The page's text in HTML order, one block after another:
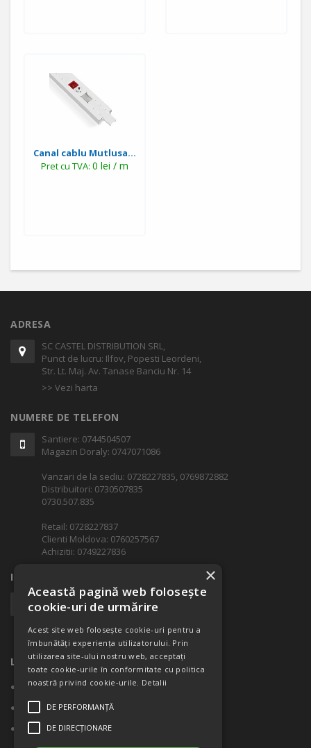
Canal cablu Mutlusa...
Pret cu TVA: 0 lei / m
ADRESA
SC CASTEL DISTRIBUTION SRL,
Punct de lucru: Ilfov, Popesti Leordeni,
Str. Lt. Maj. Av. Tanase Banciu Nr. 14
>> Vezi harta
NUMERE DE TELEFON
Santiere: 0744504507
Magazin Doraly: 0747071086
Vanzari de la sediu: 0728227835, 0769872882
Distribuitori: 0730507835
0730.507.835
Retail: 0728227837
Clienti Moldova: 0760257567
Achizitii: 0749227836
INFORMATII ADITIONALE
office@castel.ro
Nr. ord. Reg.Comertului: J23/804/2010
LINK-URI RAPIDE
Despre companie
Contact
ANPC
Această pagină web folosește
cookie-uri de urmărire
Acest site web folosește cookie-uri pentru a
îmbunătăți experiența utilizatorului. Prin
utilizarea site-ului nostru web, acceptați
toate cookie-urile în conformitate cu politica
noastră privind cookie-urile. Detalii
DE PERFORMANȚĂ
DE DIRECȚIONARE
×